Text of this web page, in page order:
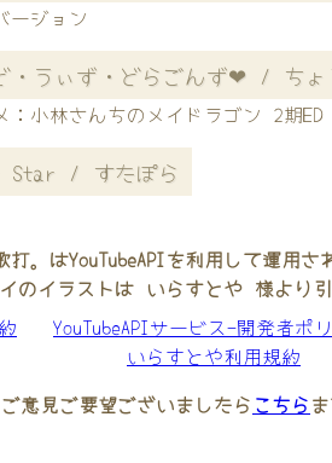
ージョン
・うぃず・どらごんず❤︎ / ちょ
：小林さんちのメイドラゴン 2期ED
/ すたぽら
打。はYouTubeAPIを利用して運用さ
のイラストは いらすとや 様より
YouTubeAPIサービス-開発者ポ
いらすとや利用規約
意見ご要望ございましたら こちら